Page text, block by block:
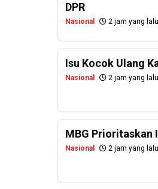
DPR
Nasional 2 jam yang lalu
Isu Kocok Ulang
Nasional 2 jam yang lalu
MBG Prioritaskan
Nasional 2 jam yang lalu